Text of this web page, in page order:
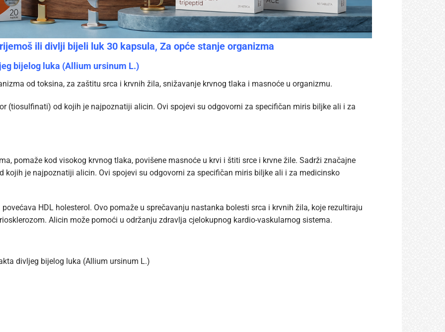
ili divlji bijeli luk 30 kapsula, Za opće stanje organizma
bijelog luka (Allium ursinum L.)
od toksina, za zaštitu srca i krvnih žila, snižavanje krvnog tlaka i masnoće u organizmu.
(tiosulfinati) od kojih je najpoznatiji alicin. Ovi spojevi su odgovorni za specifičan miris biljke ali i za
pomaže kod visokog krvnog tlaka, povišene masnoće u krvi i štiti srce i krvne žile. Sadrži značajne
kojih je najpoznatiji alicin. Ovi spojevi su odgovorni za specifičan miris biljke ali i za medicinsko
HDL holesterol. Ovo pomaže u sprečavanju nastanka bolesti srca i krvnih žila, koje rezultiraju
Alicin može pomoći u održanju zdravlja cjelokupnog kardio-vaskularnog sistema.
divljeg bijelog luka (Allium ursinum L.)